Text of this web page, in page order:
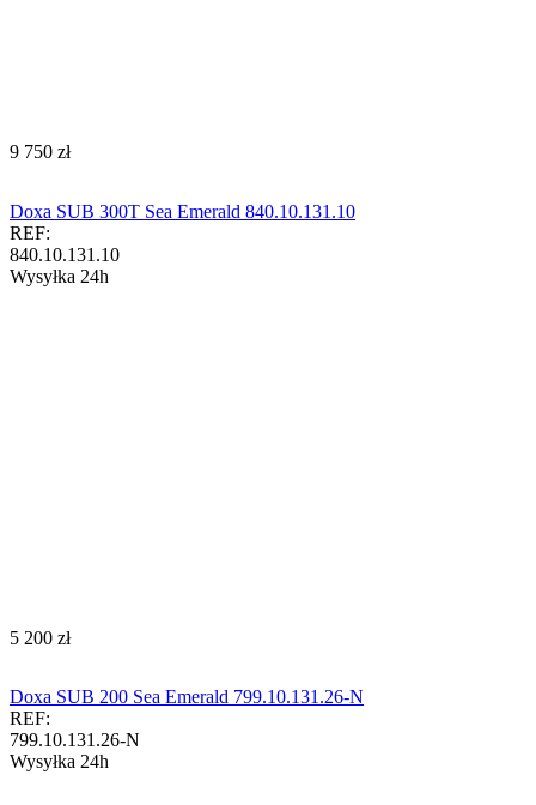
‍9 750‍ zł
Doxa SUB 300T Sea Emerald 840.10.131.10
REF:
840.10.131.10
Wysyłka 24h
‍5 200‍ zł
Doxa SUB 200 Sea Emerald 799.10.131.26-N
REF:
799.10.131.26-N
Wysyłka 24h